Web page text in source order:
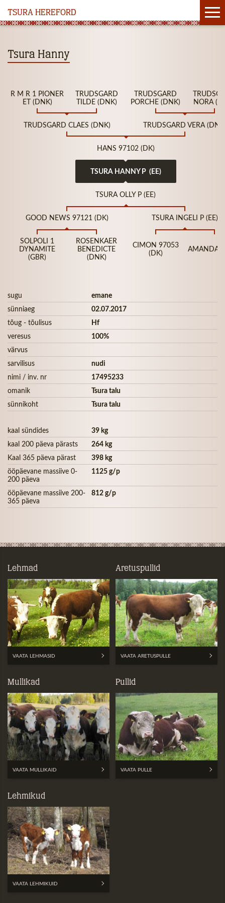
TSURA HEREFORD
Tsura Hanny
R M R 1 PIONER
ET (DNK)
TRUDSGARD
TILDE (DNK)
TRUDSGARD
PORCHE (DNK)
NORA
TRUDSGARD CLAES (DNK) TRUDSGARD VERA
HANS 97102 (DK)
TSURA HANNY P (EE)
TSURA OLLY P (EE)
GOOD NEWS 97121 (DK) TSURA INGELI P (EE)
SOLPOLI 1
DYNAMITE
(GBR)
ROSENKAER
BENEDICTE
(DNK)
CIMON 97053
(DK)
AMANDA
sugu
emane
sünniaeg
02.07.2017
tõug - tõulisus
Hf
veresus
100%
värvus
sarvilisus
nudi
nimi / inv. nr
17495233
omanik
Tsura talu
sünnikoht
Tsura talu
kaal sündides
39 kg
kaal 200 päeva pärasts
264 kg
Kaal 365 päeva pärast
398 kg
ööpäevane massiive 0-
200 päeva
1125 g/p
ööpäevane massiive 200-
365 päeva
812 g/p
Lehmad
VAATA LEHMASID
Aretuspullid
VAATA ARETUSPULLE
Mullikad
VAATA MULLIKAID
Pullid
VAATA PULLE
Lehmikud
VAATA LEHMIKUID